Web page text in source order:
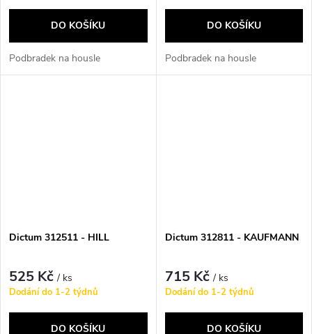
DO KOŠÍKU
Podbradek na housle
DO KOŠÍKU
Podbradek na housle
Dictum 312511 - HILL
525 Kč/ ks
Dodání do 1-2 týdnů
DO KOŠÍKU
Dictum 312811 - KAUFMANN
715 Kč/ ks
Dodání do 1-2 týdnů
DO KOŠÍKU